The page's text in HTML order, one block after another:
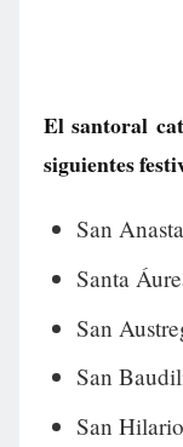
El santoral
siguientes
San
Santa
San
San
San